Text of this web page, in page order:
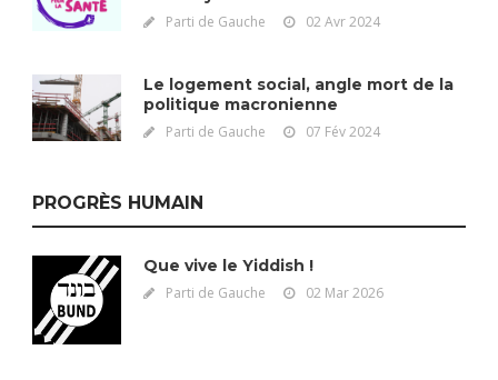
Parti de Gauche 02 Avr 2024
Le logement social, angle mort de la
politique macronienne
Parti de Gauche 07 Fév 2024
PROGRÈS HUMAIN
Que vive le Yiddish !
Parti de Gauche 02 Mar 2026